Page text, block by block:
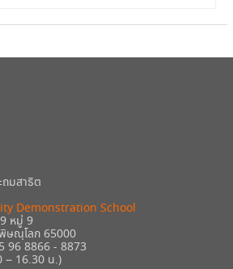
ถมสาธิต
Demonstration School
หมู่ 9
ษณุโลก 65000
96 8866 - 8873
– 16.30 น.)